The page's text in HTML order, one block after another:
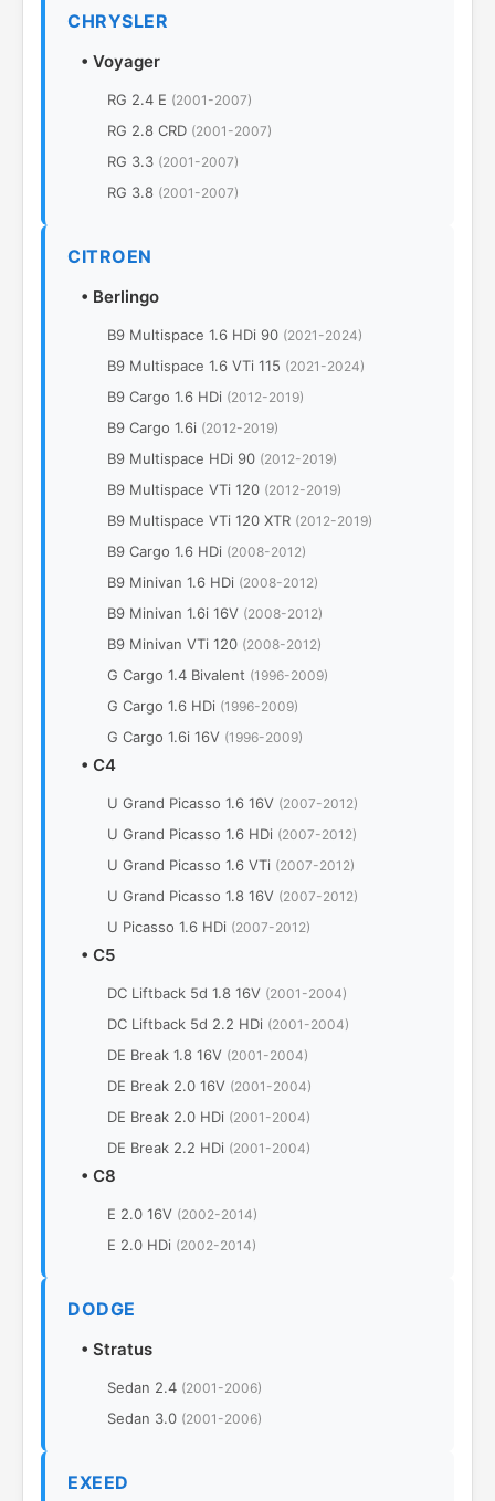
CHRYSLER
• Voyager
RG 2.4 E (2001-2007)
RG 2.8 CRD (2001-2007)
RG 3.3 (2001-2007)
RG 3.8 (2001-2007)
CITROEN
• Berlingo
B9 Multispace 1.6 HDi 90 (2021-2024)
B9 Multispace 1.6 VTi 115 (2021-2024)
B9 Cargo 1.6 HDi (2012-2019)
B9 Cargo 1.6i (2012-2019)
B9 Multispace HDi 90 (2012-2019)
B9 Multispace VTi 120 (2012-2019)
B9 Multispace VTi 120 XTR (2012-2019)
B9 Cargo 1.6 HDi (2008-2012)
B9 Minivan 1.6 HDi (2008-2012)
B9 Minivan 1.6i 16V (2008-2012)
B9 Minivan VTi 120 (2008-2012)
G Cargo 1.4 Bivalent (1996-2009)
G Cargo 1.6 HDi (1996-2009)
G Cargo 1.6i 16V (1996-2009)
• C4
U Grand Picasso 1.6 16V (2007-2012)
U Grand Picasso 1.6 HDi (2007-2012)
U Grand Picasso 1.6 VTi (2007-2012)
U Grand Picasso 1.8 16V (2007-2012)
U Picasso 1.6 HDi (2007-2012)
• C5
DC Liftback 5d 1.8 16V (2001-2004)
DC Liftback 5d 2.2 HDi (2001-2004)
DE Break 1.8 16V (2001-2004)
DE Break 2.0 16V (2001-2004)
DE Break 2.0 HDi (2001-2004)
DE Break 2.2 HDi (2001-2004)
• C8
E 2.0 16V (2002-2014)
E 2.0 HDi (2002-2014)
DODGE
• Stratus
Sedan 2.4 (2001-2006)
Sedan 3.0 (2001-2006)
EXEED